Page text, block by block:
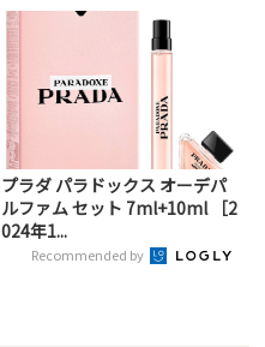
プラダ パラドックス オーデパ
ルファム セット 7ml+10ml ［2
024年1...
Recommended by